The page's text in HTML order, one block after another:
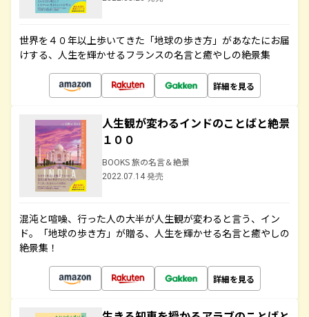
世界を４０年以上歩いてきた「地球の歩き方」があなたにお届
けする、人生を輝かせるフランスの名言と癒やしの絶景集
詳細を見る
人生観が変わるインドのことばと絶景
１００
BOOKS 旅の名言＆絶景
2022.07.14 発売
混沌と喧噪、行った人の大半が人生観が変わると言う、イン
ド。「地球の歩き方」が贈る、人生を輝かせる名言と癒やしの
絶景集！
詳細を見る